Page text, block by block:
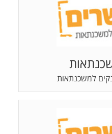
למשכנתאות